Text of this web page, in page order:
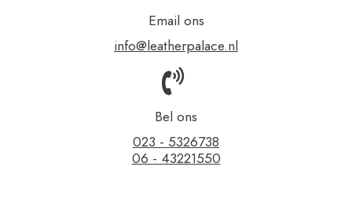
Email ons
info@leatherpalace.nl
Bel ons
023 - 5326738
06 - 43221550